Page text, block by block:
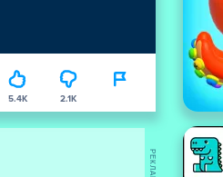
5.4K 2.1K
РЕКЛАМА